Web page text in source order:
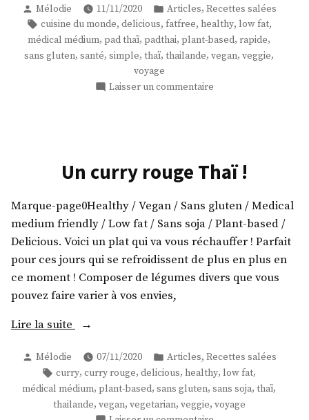
thai
vegan
! »
Publié
par
Mélodie 11/11/2020
Publié
dans
Articles, Recettes salées
Étiquettes :
cuisine du monde, delicious, fatfree, healthy, low fat,
médical médium, pad thaï, padthai, plant-based, rapide,
sans gluten, santé, simple, thaï, thailande, vegan, veggie,
voyage
Laisser un commentaire
!
Un curry rouge Thaï !
Marque-page0Healthy / Vegan / Sans gluten / Medical
medium friendly / Low fat / Sans soja / Plant-based /
Delicious. Voici un plat qui va vous réchauffer ! Parfait
pour ces jours qui se refroidissent de plus en plus en
ce moment ! Composer de légumes divers que vous
pouvez faire varier à vos envies,
Lire la suite « Un
rouge
Thaï
! »
Publié
par
Mélodie 07/11/2020
Publié
dans
Articles, Recettes salées
Étiquettes :
curry, curry rouge, delicious, healthy, low fat,
médical médium, plant-based, sans gluten, sans soja, thaï,
thailande, vegan, vegetarian, veggie, voyage